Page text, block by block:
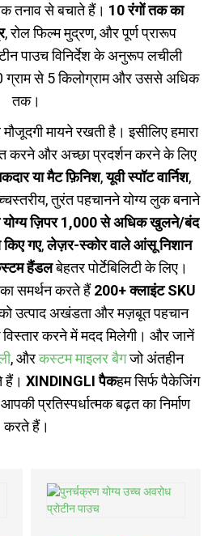
तनाव से बचाते हैं। 10 रंगों तक का
, रोल फिल्म मुद्रण, और पूर्ण प्रारूप
पाउच विनिर्देश के अनुरूप लचीली
ग्राम से 5 किलोग्राम और उससे अधिक
तक।
मायने रखती है। इसीलिए हमारा
करने और अच्छा प्रदर्शन करने के लिए
या मैट फ़िनिश,यूवी स्पॉट वार्निश,
तुरंत पहचानने योग्य लुक बनाने
योग्य ज़िपर 1,000 से अधिक खुलने/बंद
किए गए,लेज़र-स्कोर वाले आंसू निशान
हैंडलबेहतर पोर्टेबिलिटी के लिए।
का समर्थन करते हैं200+ क्लाइंट SKU
उत्पाद अखंडता और मज़बूत पहचान
करने में मदद मिलेगी। और जानें
, औरकस्टम माइलर बैगजो अंतहीन
हैं। XINDINGLI पैकहम सिर्फ पैकेजिंग
प्रतिस्पर्धात्मक बढ़त का निर्माण
करते हैं।